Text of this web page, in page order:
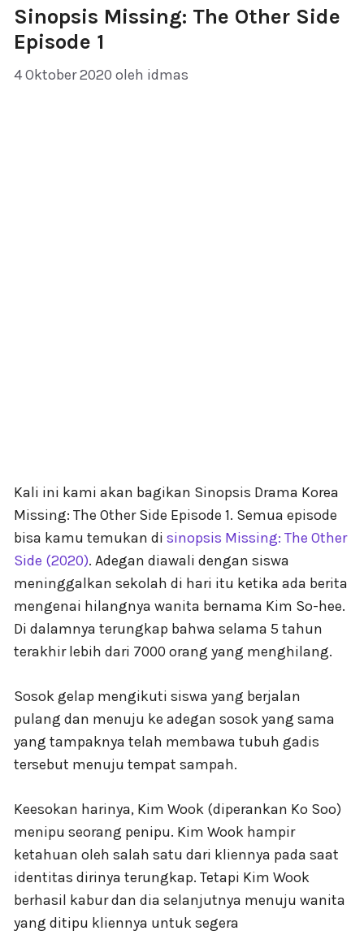
Sinopsis Missing: The Other Side
Episode 1
4 Oktober 2020 oleh idmas
Kali ini kami akan bagikan Sinopsis Drama Korea
Missing: The Other Side Episode 1. Semua episode
bisa kamu temukan di sinopsis Missing: The Other
Side (2020). Adegan diawali dengan siswa
meninggalkan sekolah di hari itu ketika ada berita
mengenai hilangnya wanita bernama Kim So-hee.
Di dalamnya terungkap bahwa selama 5 tahun
terakhir lebih dari 7000 orang yang menghilang.
Sosok gelap mengikuti siswa yang berjalan
pulang dan menuju ke adegan sosok yang sama
yang tampaknya telah membawa tubuh gadis
tersebut menuju tempat sampah.
Keesokan harinya, Kim Wook (diperankan Ko Soo)
menipu seorang penipu. Kim Wook hampir
ketahuan oleh salah satu dari kliennya pada saat
identitas dirinya terungkap. Tetapi Kim Wook
berhasil kabur dan dia selanjutnya menuju wanita
yang ditipu kliennya untuk segera